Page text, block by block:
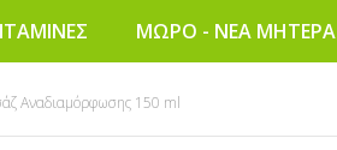
ΜΩΡΟ - ΝΕΑ ΜΗΤΕΡΑ
Αναδιαμόρφωσης 150 ml